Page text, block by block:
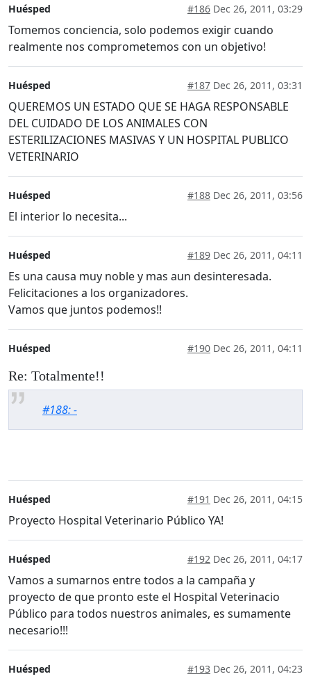
Huésped #186 Dec 26, 2011, 03:29
Tomemos conciencia, solo podemos exigir cuando
realmente nos comprometemos con un objetivo!
Huésped #187 Dec 26, 2011, 03:31
QUEREMOS UN ESTADO QUE SE HAGA RESPONSABLE
DEL CUIDADO DE LOS ANIMALES CON
ESTERILIZACIONES MASIVAS Y UN HOSPITAL PUBLICO
VETERINARIO
Huésped #188 Dec 26, 2011, 03:56
El interior lo necesita...
Huésped #189 Dec 26, 2011, 04:11
Es una causa muy noble y mas aun desinteresada.
Felicitaciones a los organizadores.
Vamos que juntos podemos!!
Huésped #190 Dec 26, 2011, 04:11
Re: Totalmente!!
#188: -
Huésped #191 Dec 26, 2011, 04:15
Proyecto Hospital Veterinario Público YA!
Huésped #192 Dec 26, 2011, 04:17
Vamos a sumarnos entre todos a la campaña y
proyecto de que pronto este el Hospital Veterinacio
Público para todos nuestros animales, es sumamente
necesario!!!
Huésped #193 Dec 26, 2011, 04:23